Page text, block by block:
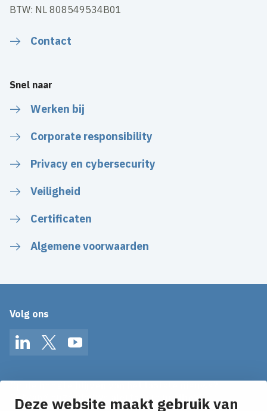
Deze website maakt gebruik van
BTW: NL 808549534B01
Contact
Snel naar
Werken bij
Corporate responsibility
Privacy en cybersecurity
Veiligheid
Certificaten
Algemene voorwaarden
Volg ons
LinkedInTwitterYouTube
Ontvang onze nieuws alerts in je mailbox!